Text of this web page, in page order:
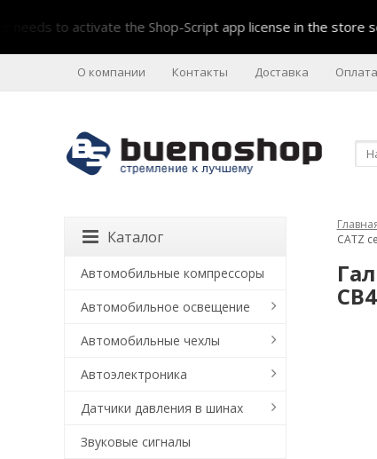
to activate the Shop-Script app license in the store
О компании Контакты Доставка Оплата
CATZ
Каталог
Автомобильные компрессоры
Автомобильное освещение
Автомобильные чехлы
Автоэлектроника
Датчики давления в шинах
Звуковые сигналы